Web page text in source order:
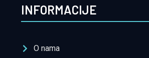
INFORMACIJE
O nama